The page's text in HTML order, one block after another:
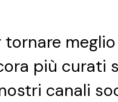
più curati
canali